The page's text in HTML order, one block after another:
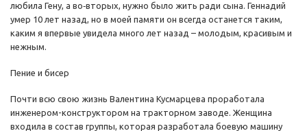
любила Гену, а во‑вторых, нужно было жить ради сына. Геннадий
умер 10 лет назад, но в моей памяти он всегда останется таким,
каким я впервые увидела много лет назад – молодым, красивым и
нежным.
Пение и бисер
Почти всю свою жизнь Валентина Кусмарцева проработала
инженером-конструктором на тракторном заводе. Женщина
входила в состав группы, которая разработала боевую машину